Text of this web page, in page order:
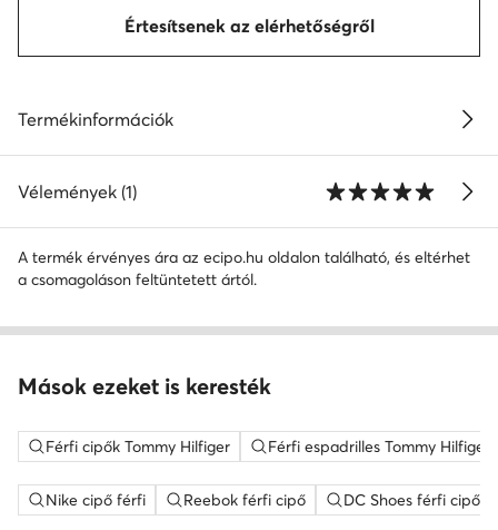
Értesítsenek az elérhetőségről
Termékinformációk
Vélemények (1)
A termék érvényes ára az ecipo.hu oldalon található, és eltérhet
a csomagoláson feltüntetett ártól.
Mások ezeket is keresték
Férfi cipők Tommy Hilfiger Férfi espadrilles Tommy Hilfiger
Nike cipő férfi Reebok férfi cipő DC Shoes férfi cipő